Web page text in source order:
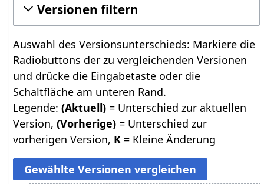
Versionen filtern
Auswahl des Versionsunterschieds: Markiere die
Radiobuttons der zu vergleichenden Versionen
und drücke die Eingabetaste oder die
Schaltfläche am unteren Rand.
Legende:(Aktuell) = Unterschied zur aktuellen
Version,(Vorherige) = Unterschied zur
vorherigen Version, K = Kleine Änderung